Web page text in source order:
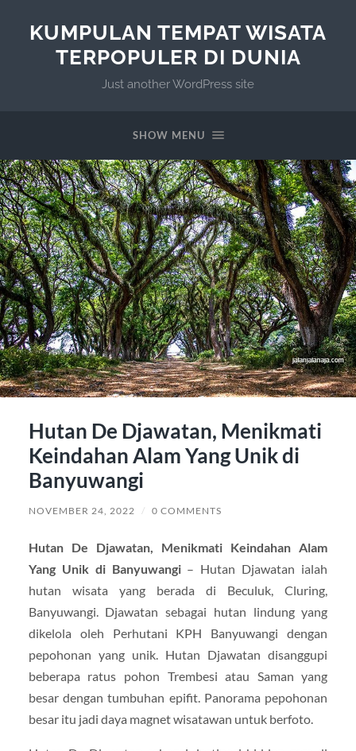
KUMPULAN TEMPAT WISATA
TERPOPULER DI DUNIA
Just another WordPress site
SHOW MENU
Hutan De Djawatan, Menikmati
Keindahan Alam Yang Unik di
Banyuwangi
NOVEMBER 24, 2022 / 0 COMMENTS
Hutan De Djawatan, Menikmati Keindahan Alam
Yang Unik di Banyuwangi– Hutan Djawatan ialah
hutan wisata yang berada di Beculuk, Cluring,
Banyuwangi. Djawatan sebagai hutan lindung yang
dikelola oleh Perhutani KPH Banyuwangi dengan
pepohonan yang unik. Hutan Djawatan disanggupi
beberapa ratus pohon Trembesi atau Saman yang
besar dengan tumbuhan epifit. Panorama pepohonan
besar itu jadi daya magnet wisatawan untuk berfoto.